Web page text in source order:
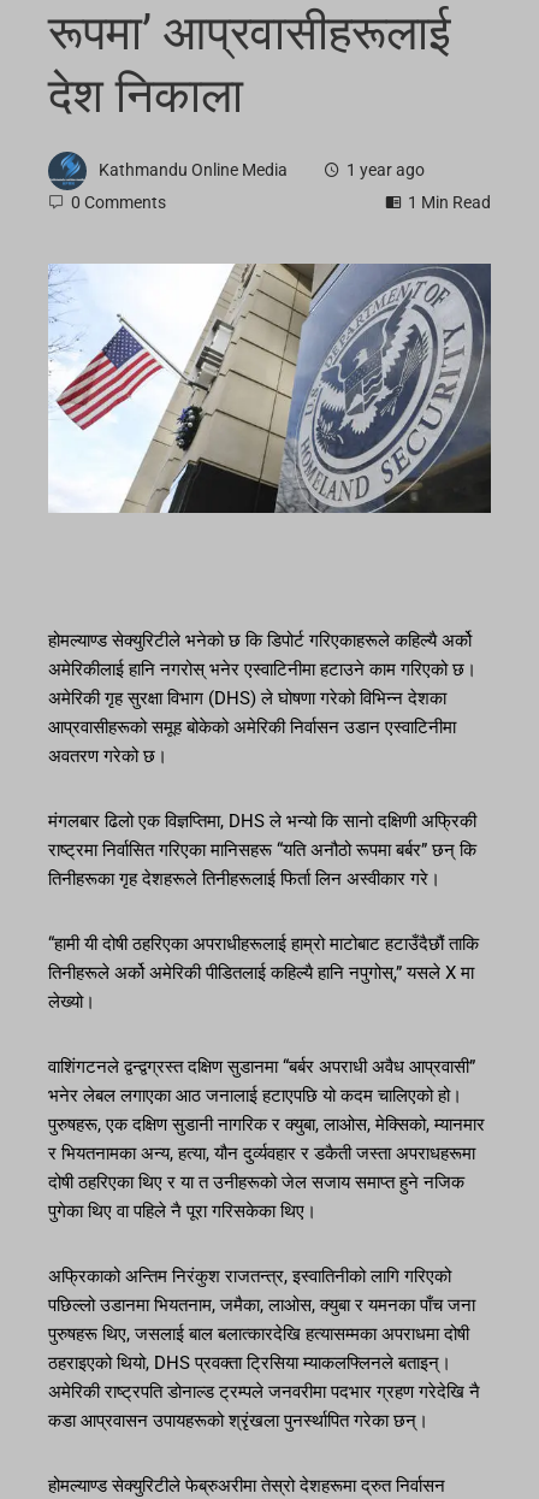
रूपमा’ आप्रवासीहरूलाई
देश निकाला
Kathmandu Online Media
1 year ago
0 Comments
1 Min Read
होमल्याण्ड सेक्युरिटीले भनेको छ कि डिपोर्ट गरिएकाहरूले कहिल्यै अर्को
अमेरिकीलाई हानि नगरोस् भनेर एस्वाटिनीमा हटाउने काम गरिएको छ।
अमेरिकी गृह सुरक्षा विभाग (DHS) ले घोषणा गरेको विभिन्न देशका
आप्रवासीहरूको समूह बोकेको अमेरिकी निर्वासन उडान एस्वाटिनीमा
अवतरण गरेको छ।
मंगलबार ढिलो एक विज्ञप्तिमा, DHS ले भन्यो कि सानो दक्षिणी अफ्रिकी
राष्ट्रमा निर्वासित गरिएका मानिसहरू “यति अनौठो रूपमा बर्बर” छन् कि
तिनीहरूका गृह देशहरूले तिनीहरूलाई फिर्ता लिन अस्वीकार गरे।
“हामी यी दोषी ठहरिएका अपराधीहरूलाई हाम्रो माटोबाट हटाउँदैछौं ताकि
तिनीहरूले अर्को अमेरिकी पीडितलाई कहिल्यै हानि नपुगोस्,” यसले X मा
लेख्यो।
वाशिंगटनले द्वन्द्वग्रस्त दक्षिण सुडानमा “बर्बर अपराधी अवैध आप्रवासी”
भनेर लेबल लगाएका आठ जनालाई हटाएपछि यो कदम चालिएको हो।
पुरुषहरू, एक दक्षिण सुडानी नागरिक र क्युबा, लाओस, मेक्सिको, म्यानमार
र भियतनामका अन्य, हत्या, यौन दुर्व्यवहार र डकैती जस्ता अपराधहरूमा
दोषी ठहरिएका थिए र या त उनीहरूको जेल सजाय समाप्त हुने नजिक
पुगेका थिए वा पहिले नै पूरा गरिसकेका थिए।
अफ्रिकाको अन्तिम निरंकुश राजतन्त्र, इस्वातिनीको लागि गरिएको
पछिल्लो उडानमा भियतनाम, जमैका, लाओस, क्युबा र यमनका पाँच जना
पुरुषहरू थिए, जसलाई बाल बलात्कारदेखि हत्यासम्मका अपराधमा दोषी
ठहराइएको थियो, DHS प्रवक्ता ट्रिसिया म्याकलफ्लिनले बताइन्।
अमेरिकी राष्ट्रपति डोनाल्ड ट्रम्पले जनवरीमा पदभार ग्रहण गरेदेखि नै
कडा आप्रवासन उपायहरूको श्रृंखला पुनर्स्थापित गरेका छन्।
होमल्याण्ड सेक्युरिटीले फेब्रुअरीमा तेस्रो देशहरूमा द्रुत निर्वासन